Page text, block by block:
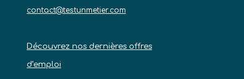
contact@testunmetier.com
Découvrez nos dernières offres
d’emploi